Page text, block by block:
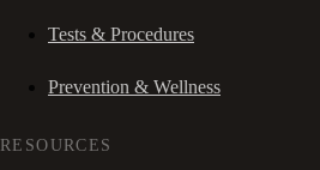
Tests & Procedures
Prevention & Wellness
RESOURCES